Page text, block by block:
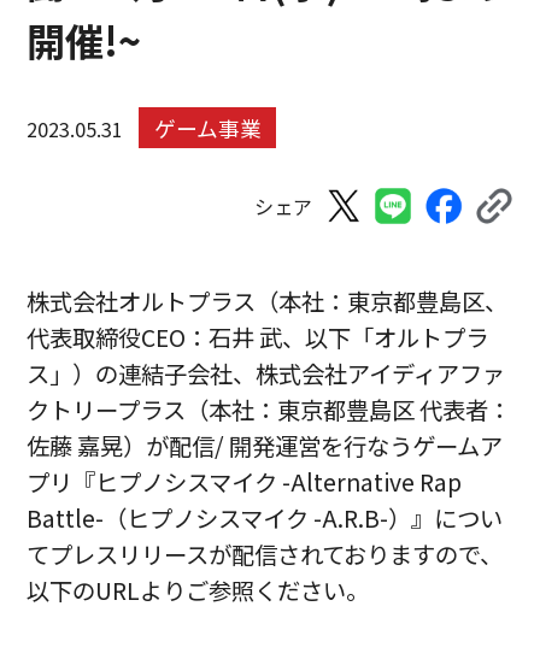
開催!~
2023.05.31 ゲーム事業
シェア
株式会社オルトプラス（本社：東京都豊島区、
代表取締役CEO：石井 武、以下「オルトプラ
ス」）の連結子会社、株式会社アイディアファ
クトリープラス（本社：東京都豊島区 代表者：
佐藤 嘉晃）が配信/ 開発運営を行なうゲームア
プリ『ヒプノシスマイク -Alternative Rap
Battle-（ヒプノシスマイク -A.R.B-）』につい
てプレスリリースが配信されておりますので、
以下のURLよりご参照ください。